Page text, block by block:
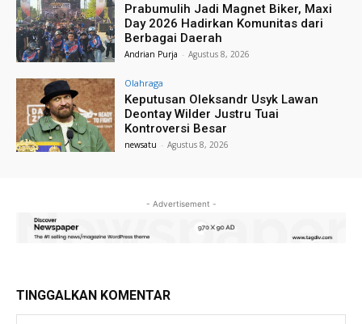
Prabumulih Jadi Magnet Biker, Maxi
Day 2026 Hadirkan Komunitas dari
Berbagai Daerah
Andrian Purja - Agustus 8, 2026
Olahraga
Keputusan Oleksandr Usyk Lawan
Deontay Wilder Justru Tuai
Kontroversi Besar
newsatu - Agustus 8, 2026
- Advertisement -
TINGGALKAN KOMENTAR